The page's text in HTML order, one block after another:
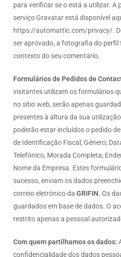
para verificar se o está a utilizar. A
serviço Gravatar está disponível
https://automattic.com/privacy/.
ser aprovado, a fotografia do perfil
contexto do seu comentário.
Formulários de Pedidos de
visitantes utilizam os formulários
no sítio web, serão apenas
presentes à altura da sua
poderão estar incluídos o pedido
de Identificação Fiscal; Género;
Telefónico, Morada Completa;
Nome da Empresa. Estes
sucesso, enviam os dados
correio eletrónico da GRIFIN. Os
guardados em base de dados. O
restrito apenas a pessoal
Com quem partilhamos os dados:
confidencialidade dos dados